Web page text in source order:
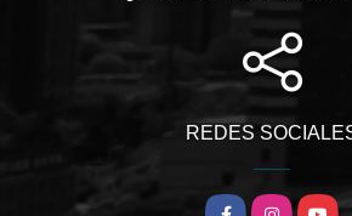
REDES
FacebookInstagram